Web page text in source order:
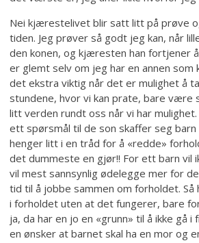
Nei kjærestelivet blir satt litt på prøve
tiden. Jeg prøver så godt jeg kan, når
den konen, og kjæresten han fortjener å
er glemt selv om jeg har en annen
det ekstra viktig når det er mulighet å
stundene, hvor vi kan prate, bare være
litt verden rundt oss når vi har
ett spørsmål til de son skaffer seg
henger litt i en tråd for å «redde»
det dummeste en gjør!! For ett barn vil
vil mest sannsynlig ødelegge mer for
tid til å jobbe sammen om forholdet.
i forholdet uten at det fungerer, bare
ja, da har en jo en «grunn» til å ikke gå
en ønsker at barnet skal ha en mor og